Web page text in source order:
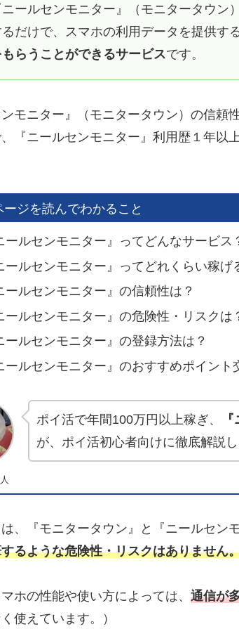
ニールセンモニター』（モニタータウ
だけで、スマホの利用データを提供す
もらうことができるサービスです。
ンモニター』（モニタータウン）の信
『ニールセンモニター』利用歴１年以
ージを読んでわかること
ールセンモニター』ってどんなサービス
ールセンモニター』ってどれくらい稼げ
ールセンモニター』の信頼性は？
ールセンモニター』の危険性・リスクは
ールセンモニター』の登録方法は？
ールセンモニター』のおすすめポイント
ポイ活で年間100万円以上稼ぎ、
が、ポイ活初心者向けに徹底解説し
、『モニタータウン』と『ニールセン
るような危険性・リスクはありません
ホの性能や使い方によっては、 通信が
使えています。）